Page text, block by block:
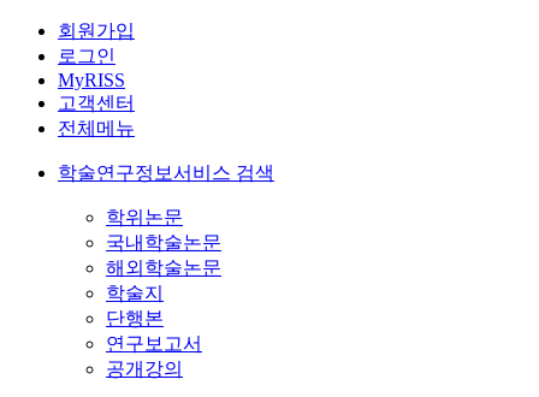
회원가입
로그인
MyRISS
고객센터
전체메뉴
학술연구정보서비스 검색
학위논문
국내학술논문
해외학술논문
학술지
단행본
연구보고서
공개강의